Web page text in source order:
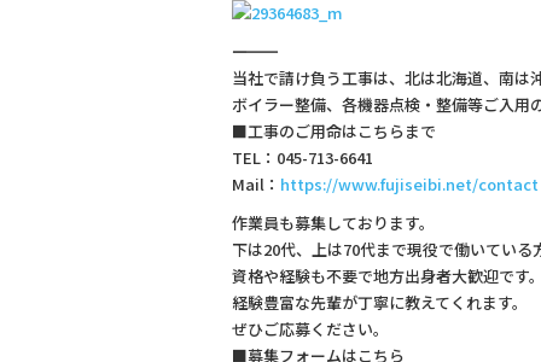
―――――――――――――
当社で請け負う工事は、北は北海道、南は
ボイラー整備、各機器点検・整備等ご入用
■工事のご用命はこちらまで
TEL：045-713-6641
Mail： https://www.fujiseibi.net/contact
作業員も募集しております。
下は20代、上は70代まで現役で働いている
資格や経験も不要で地方出身者大歓迎です。
経験豊富な先輩が丁寧に教えてくれます。
ぜひご応募ください。
■募集フォームはこちら